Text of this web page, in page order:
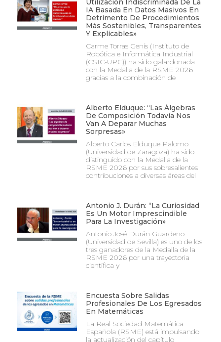
Utilización Indiscriminada De La
IA Basada En Datos Masivos En
Detrimento De Procedimientos
Más Sostenibles, Transparentes
Y Explicables»
Carme Torras Genís (Instituto de
Robótica e Informática Industrial
(CSIC-UPC)) ha sido galardonada
con la Medalla de la RSME 2026
gracias a la combinación de
Alberto Elduque: “Las Álgebras
De Composición Todavía Nos
Van A Deparar Muchas
Sorpresas»
Alberto Carlos Elduque Palomo
(Universidad de Zaragoza) ha sido
distinguido con la Medalla de la
RSME 2026 por sus sobresalientes
contribuciones a diversas áreas del
Antonio J. Durán: “La Curiosidad
Es Un Motor Imprescindible
Para La Investigación»
Antonio José Durán Guardeño
(Universidad de Sevilla) es uno de los
tres ganadores de la Medalla de la
RSME 2026 por una trayectoria
científica y
Encuesta Sobre Salidas
Profesionales De Los Egresados
En Matemáticas
La Real Sociedad Matemática
Española (RSME) está impulsando
la actualización del capítulo